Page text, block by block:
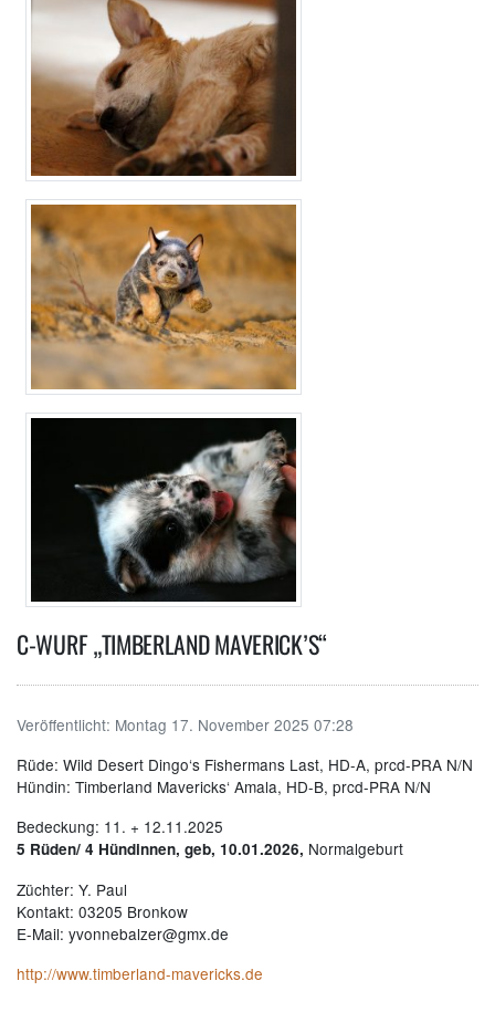
C-WURF „TIMBERLAND MAVERICK’S“
Veröffentlicht: Montag 17. November 2025 07:28
Rüde: Wild Desert Dingo‘s Fishermans Last, HD-A, prcd-PRA N/N
Hündin: Timberland Mavericks‘ Amala, HD-B, prcd-PRA N/N
Bedeckung: 11. + 12.11.2025
5 Rüden/ 4 Hündinnen, geb, 10.01.2026, Normalgeburt
Züchter: Y. Paul
Kontakt: 03205 Bronkow
E-Mail: yvonnebalzer@gmx.de
http://www.timberland-mavericks.de